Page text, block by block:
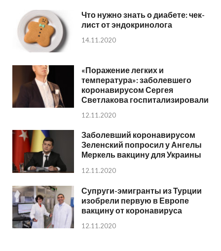
Что нужно знать о диабете: чек-
лист от эндокринолога
14.11.2020
«Поражение легких и
температура»: заболевшего
коронавирусом Сергея
Светлакова госпитализировали
12.11.2020
Заболевший коронавирусом
Зеленский попросил у Ангелы
Меркель вакцину для Украины
12.11.2020
Супруги-эмигранты из Турции
изобрели первую в Европе
вакцину от коронавируса
12.11.2020